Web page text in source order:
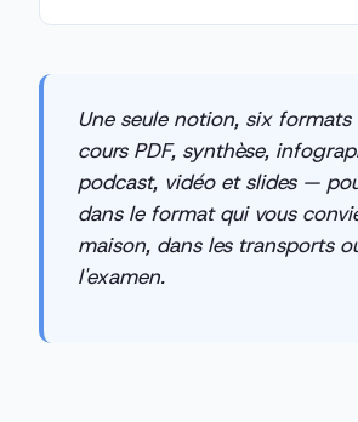
Une seule notion, six
cours PDF, synthèse,
podcast, vidéo et slides —
dans le format qui vous
maison, dans les transports
l'examen.